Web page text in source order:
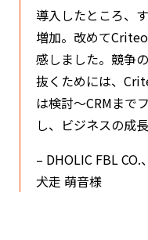
導入したところ、
増加。改めて
感しました。競争
抜くためには、
は検討～CRMまで
し、ビジネスの成
– DHOLIC FBL CO.
犬走 萌音様